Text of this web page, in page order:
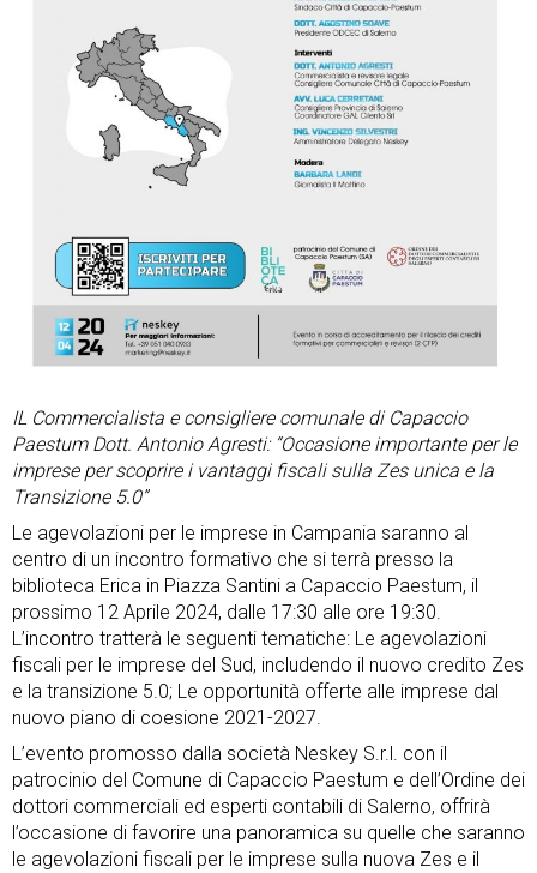
IL Commercialista e consigliere comunale di Capaccio
Paestum Dott. Antonio Agresti: “Occasione importante per le
imprese per scoprire i vantaggi fiscali sulla Zes unica e la
Transizione 5.0”
Le agevolazioni per le imprese in Campania saranno al
centro di un incontro formativo che si terrà presso la
biblioteca Erica in Piazza Santini a Capaccio Paestum, il
prossimo 12 Aprile 2024, dalle 17:30 alle ore 19:30.
L’incontro tratterà le seguenti tematiche: Le agevolazioni
fiscali per le imprese del Sud, includendo il nuovo credito Zes
e la transizione 5.0; Le opportunità offerte alle imprese dal
nuovo piano di coesione 2021-2027.
L’evento promosso dalla società Neskey S.r.l. con il
patrocinio del Comune di Capaccio Paestum e dell’Ordine dei
dottori commerciali ed esperti contabili di Salerno, offrirà
l’occasione di favorire una panoramica su quelle che saranno
le agevolazioni fiscali per le imprese sulla nuova Zes e il